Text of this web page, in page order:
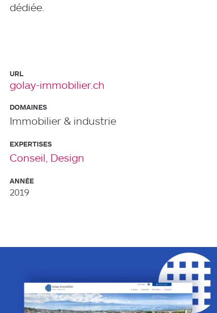
dédiée.
URL
golay-immobilier.ch
DOMAINES
Immobilier & industrie
EXPERTISES
Conseil, Design
ANNÉE
2019